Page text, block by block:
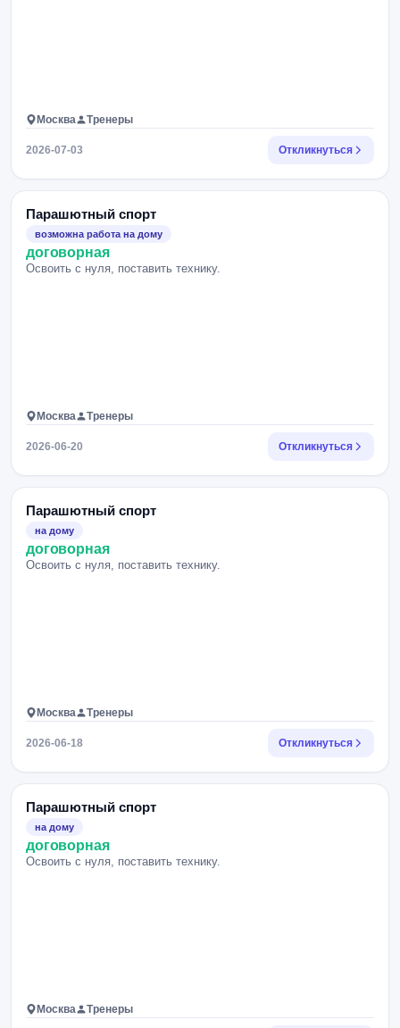
Москва Тренеры
2026-07-03 Откликнуться
Парашютный спорт
возможна работа на дому
договорная
Освоить с нуля, поставить технику.
Москва Тренеры
2026-06-20 Откликнуться
Парашютный спорт
на дому
договорная
Освоить с нуля, поставить технику.
Москва Тренеры
2026-06-18 Откликнуться
Парашютный спорт
на дому
договорная
Освоить с нуля, поставить технику.
Москва Тренеры